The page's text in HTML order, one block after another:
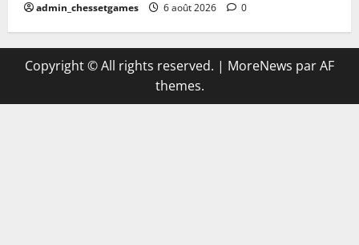
admin_chessetgames 6 août 2026 0
Copyright © All rights reserved. | MoreNews par AF
themes.